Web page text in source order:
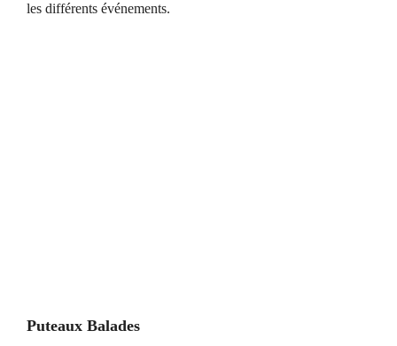
les différents événements.
Puteaux Balades